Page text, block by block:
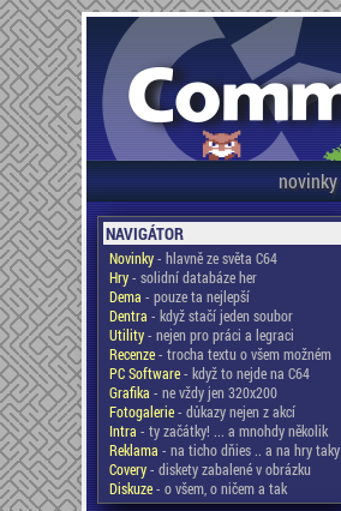
novinky
NAVIGÁTOR
Novinky- hlavně ze světa C64
Hry- solidní databáze her
Dema - pouze ta nejlepší
Dentra - když stačí jeden soubor
Utility- nejen pro práci a legraci
Recenze- trocha textu o všem možném
PC Software- když to nejde na C64
Grafika - ne vždy jen 320x200
Fotogalerie- důkazy nejen z akcí
Intra - ty začátky! ... a mnohdy několik
Reklama - na ticho dňies .. a na hry taky
Covery- diskety zabalené v obrázku
Diskuze- o všem, o ničem a tak